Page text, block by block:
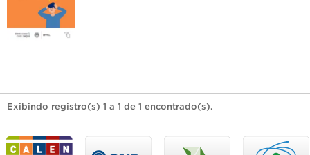
Exibindo registro(s) 1 a 1 de 1 encontrado(s).